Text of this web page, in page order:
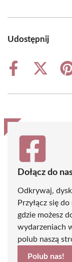
Udostępnij
Share
Share
(Twitter)
Dołącz do
Odkrywaj,
Przyłącz się
gdzie możesz
wydarzeniach
polub naszą
Polub nas!